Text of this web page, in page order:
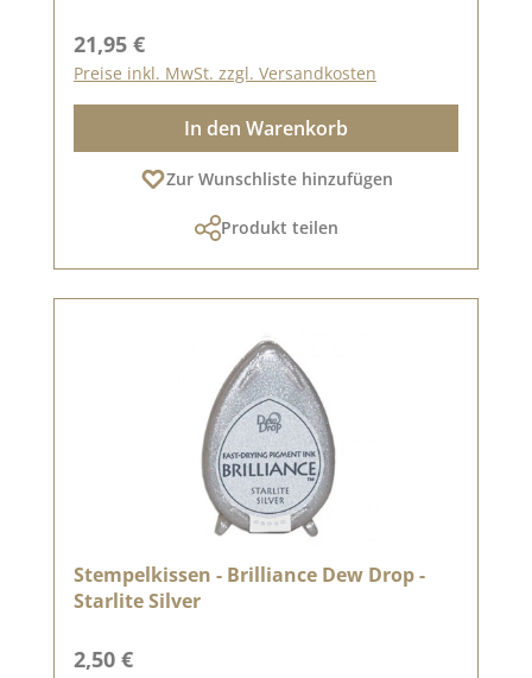
Regulärer Preis:
21,95 €
Preise inkl. MwSt. zzgl. Versandkosten
In den Warenkorb
Zur Wunschliste hinzufügen
Produkt teilen
Stempelkissen - Brilliance Dew Drop -
Starlite Silver
Regulärer Preis:
2,50 €